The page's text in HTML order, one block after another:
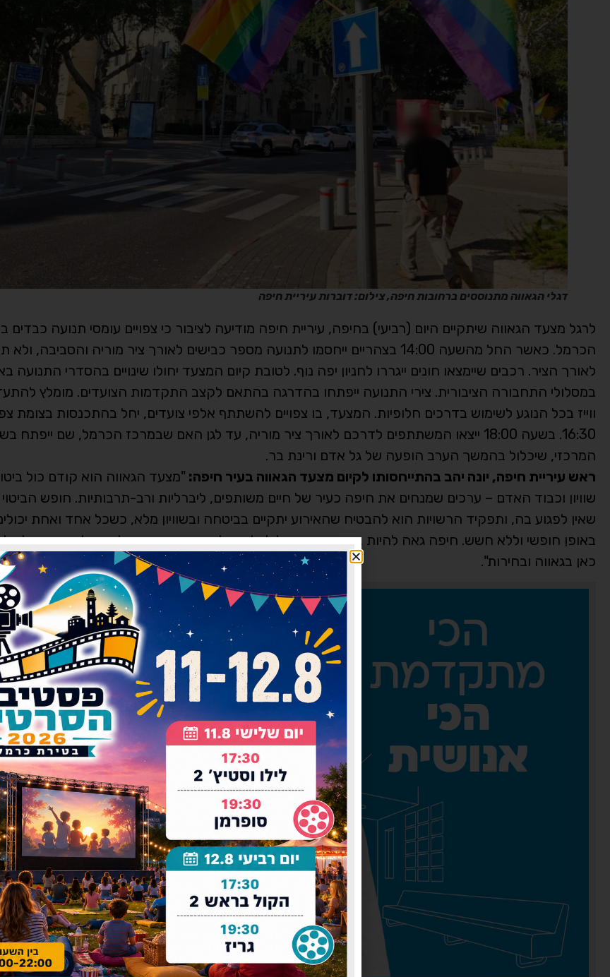
דגלי הגאווה מתנוססים ברחובות חיפה, צילום: דוברות עיריית חיפה
לרגל מצעד הגאווה שיתקיים היום (רביעי) בחיפה, עיריית חיפה מודיעה לציבור כי צפויים עומסי תנועה כבדים
הכרמל. כאשר החל מהשעה 14:00 בצהריים ייחסמו לתנועה מספר כבישים לאורך ציר מוריה
לאורך הציר. רכבים שיימצאו חונים ייגררו לחניון יפה נוף. לטובת קיום המצעד יחולו שינויים בהסדרי התנועה
במסלולי התחבורה הציבורית. צירי התנועה ייפתחו בהדרגה בהתאם לקצב התקדמות הצועדים. מומלץ
ווייז בכל הנוגע לשימוש בדרכים חלופיות. המצעד, בו צפויים להשתתף אלפי צועדים, יחל בהתכנסות בצומת
המרכזי, שיכלול בהמשך הערב הופעה של גל אדם ורינת בר.
ראש עיריית חיפה, יונה יהב בהתייחסותו לקיום מצעד הגאווה בעיר חיפה: "מצעד הגאווה הוא קודם כול
שוויון וכבוד האדם – ערכים שמנחים את חיפה כעיר של חיים משותפים, ליברליות ורב-תרבותיות. חופש הביטוי
שאין לפגוע בה, ותפקיד הרשויות הוא להבטיח שהאירוע יתקיים בביטחה ובשוויון מלא, כשכל אחד ואחת
באופן חופשי וללא חשש. חיפה גאה להיות בית פתוח ומכיל לכל קהילה, ואנחנו נמשיך להגן על הזכות של
כאן בגאווה ובחירות".